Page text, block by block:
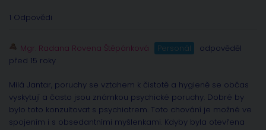
1 Odpovědi
Mgr. Radana Rovena Štěpánková Personál
odpověděl
před 15 roky
Milá Jantar, poruchy se vztahem k čistotě a hygieně se občas
vyskytují a často jsou známkou psychické poruchy. Dobré by
bylo toto konzultovat s psychiatrem. Toto chování je možné ve
spojením i s obsedantními myšlenkami. Kdyby byla otevřena